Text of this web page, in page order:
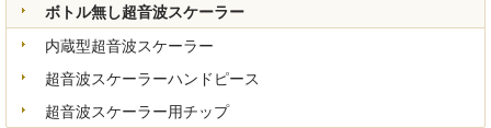
ボトル無し超音波スケーラー
内蔵型超音波スケーラー
超音波スケーラーハンドピース
超音波スケーラー用チップ